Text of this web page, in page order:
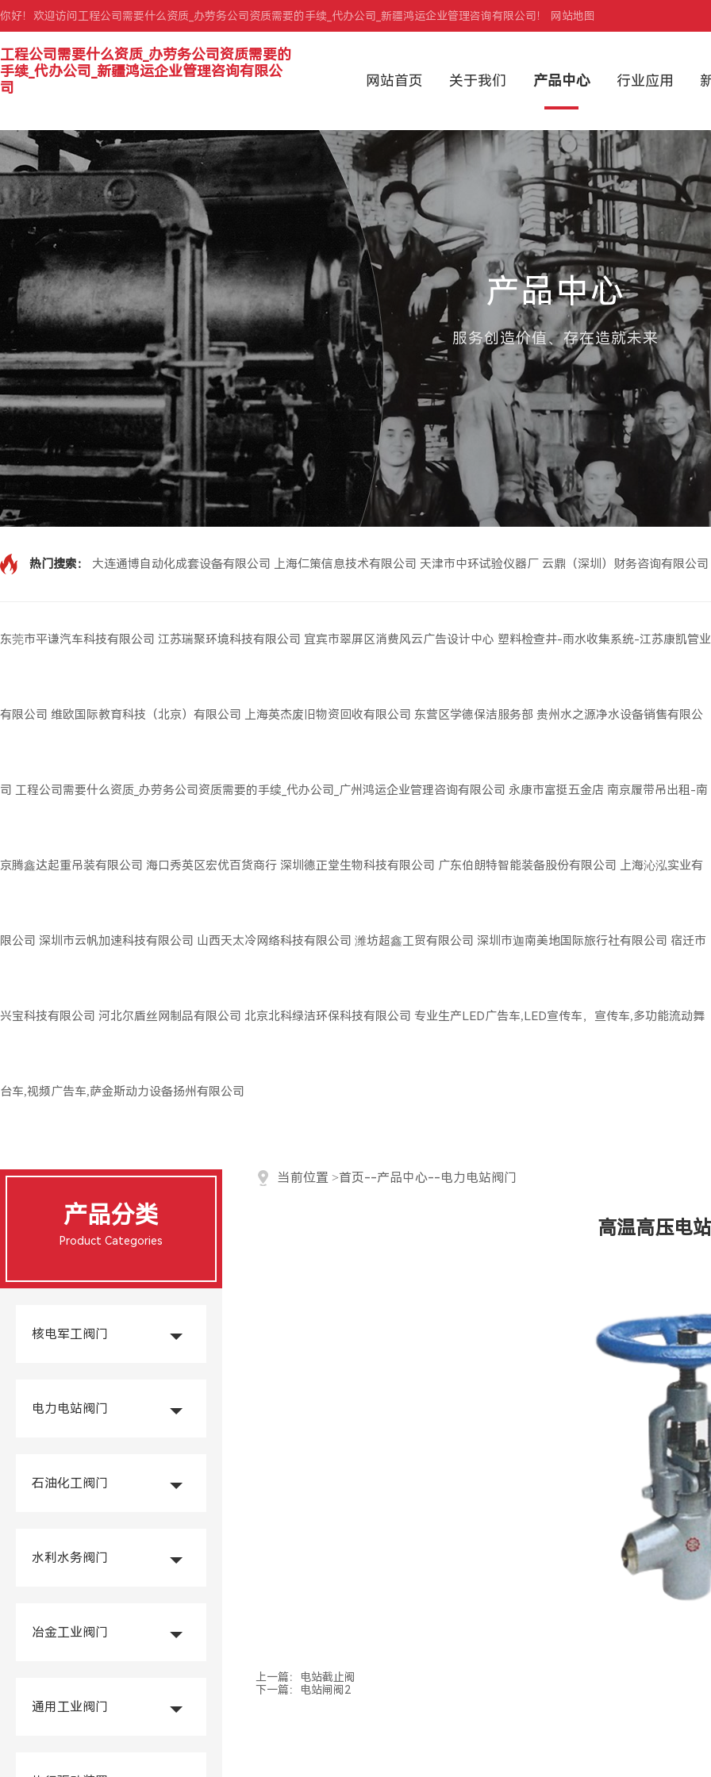
你好！欢迎访问工程公司需要什么资质_办劳务公司资质需要的手续_代办公司_新疆鸿运企业管理咨询有限公司！ 网站地图
工程公司需要什么资质_办劳务公司资质需要的
手续_代办公司_新疆鸿运企业管理咨询有限公
司
网站首页 关于我们 产品中心 行业应用
产品中心
服务创造价值、存在造就未来
热门搜索： 大连通博自动化成套设备有限公司 上海仁策信息技术有限公司 天津市中环试验仪器厂 云鼎（深圳）财务咨询有限公司
东莞市平谦汽车科技有限公司 江苏瑞聚环境科技有限公司 宜宾市翠屏区消费风云广告设计中心 塑料检查井-雨水收集系统-江苏康凯管业
有限公司 维欧国际教育科技（北京）有限公司 上海英杰废旧物资回收有限公司 东营区学德保洁服务部 贵州水之源净水设备销售有限公
司 工程公司需要什么资质_办劳务公司资质需要的手续_代办公司_广州鸿运企业管理咨询有限公司 永康市富挺五金店 南京履带吊出租-南
京腾鑫达起重吊装有限公司 海口秀英区宏优百货商行 深圳德正堂生物科技有限公司 广东伯朗特智能装备股份有限公司 上海沁泓实业有
限公司 深圳市云帆加速科技有限公司 山西天太冷网络科技有限公司 潍坊超鑫工贸有限公司 深圳市迦南美地国际旅行社有限公司 宿迁市
兴宝科技有限公司 河北尔盾丝网制品有限公司 北京北科绿洁环保科技有限公司 专业生产LED广告车,LED宣传车，宣传车,多功能流动舞
台车,视频广告车,萨金斯动力设备扬州有限公司
产品分类
Product Categories
核电军工阀门
电力电站阀门
石油化工阀门
水利水务阀门
冶金工业阀门
通用工业阀门
当前位置 >首页--产品中心--电力电站阀门
高温高压电
上一篇：
电站截止阀
下一篇：
电站闸阀2